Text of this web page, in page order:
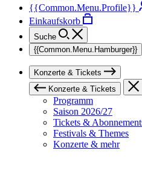
{{Common.Menu.Profile}}
Einkaufskorb
Suche
{{Common.Menu.Hamburger}}
Konzerte & Tickets
Konzerte & Tickets
Programm
Saison 2026/27
Tickets &
Festivals & Themes
Konzerte & mehr